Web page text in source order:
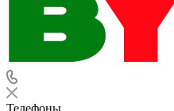
Телефоны